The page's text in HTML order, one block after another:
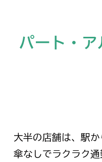
パート・
大半の店舗は、駅
傘なしでラクラク通